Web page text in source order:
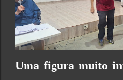
Uma figura muito